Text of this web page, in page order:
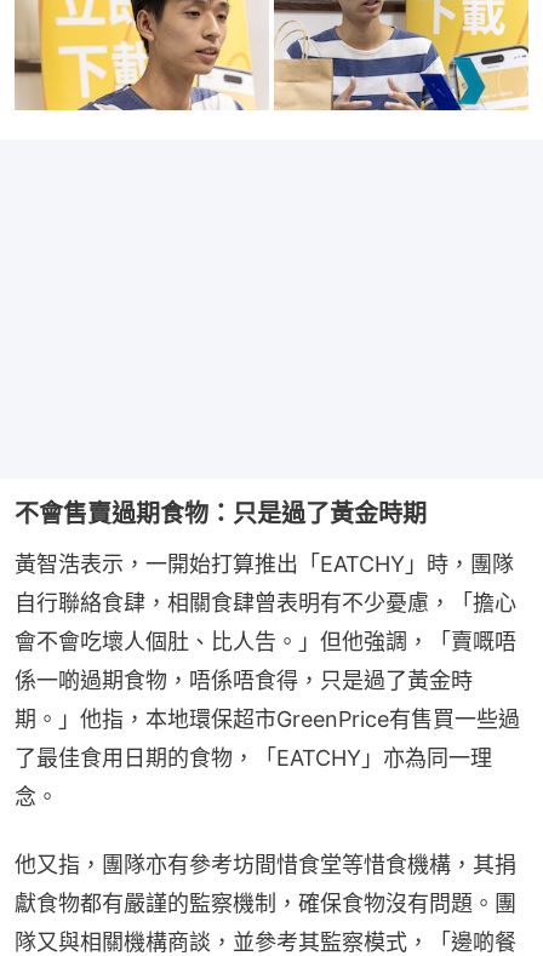
不會售賣過期食物：只是過了黃金時期
黃智浩表示，一開始打算推出「EATCHY」時，團隊
自行聯絡食肆，相關食肆曾表明有不少憂慮，「擔心
會不會吃壞人個肚、比人告。」但他強調，「賣嘅唔
係一啲過期食物，唔係唔食得，只是過了黃金時
期。」他指，本地環保超市GreenPrice有售買一些過
了最佳食用日期的食物，「EATCHY」亦為同一理
念。
他又指，團隊亦有參考坊間惜食堂等惜食機構，其捐
獻食物都有嚴謹的監察機制，確保食物沒有問題。團
隊又與相關機構商談，並參考其監察模式，「邊啲餐